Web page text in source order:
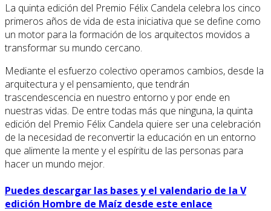
La quinta edición del Premio Félix Candela celebra los cinco
primeros años de vida de esta iniciativa que se define como
un motor para la formación de los arquitectos movidos a
transformar su mundo cercano.
Mediante el esfuerzo colectivo operamos cambios, desde la
arquitectura y el pensamiento, que tendrán
trascendescencia en nuestro entorno y por ende en
nuestras vidas. De entre todas más que ninguna, la quinta
edición del Premio Félix Candela quiere ser una celebración
de la necesidad de reconvertir la educación en un entorno
que alimente la mente y el espíritu de las personas para
hacer un mundo mejor.
Puedes descargar las bases y el valendario de la V
edición Hombre de Maíz desde este enlace